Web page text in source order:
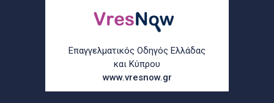
Επαγγελματικός Οδηγός Ελλάδας
και Κύπρου
www.vresnow.gr